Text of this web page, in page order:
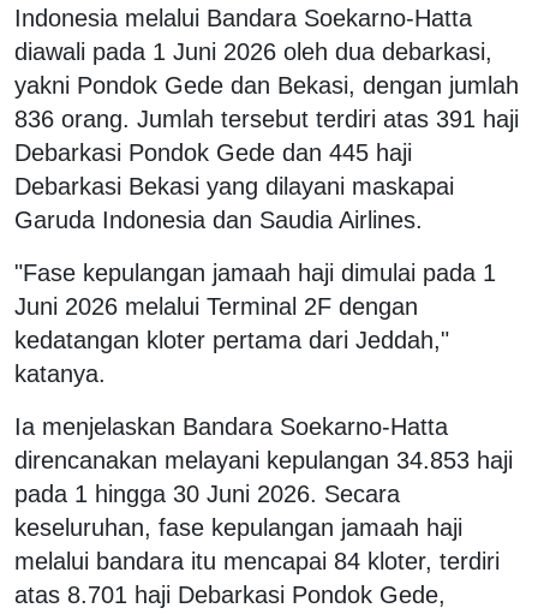
Indonesia melalui Bandara Soekarno-Hatta
diawali pada 1 Juni 2026 oleh dua debarkasi,
yakni Pondok Gede dan Bekasi, dengan jumlah
836 orang. Jumlah tersebut terdiri atas 391 haji
Debarkasi Pondok Gede dan 445 haji
Debarkasi Bekasi yang dilayani maskapai
Garuda Indonesia dan Saudia Airlines.
"Fase kepulangan jamaah haji dimulai pada 1
Juni 2026 melalui Terminal 2F dengan
kedatangan kloter pertama dari Jeddah,"
katanya.
Ia menjelaskan Bandara Soekarno-Hatta
direncanakan melayani kepulangan 34.853 haji
pada 1 hingga 30 Juni 2026. Secara
keseluruhan, fase kepulangan jamaah haji
melalui bandara itu mencapai 84 kloter, terdiri
atas 8.701 haji Debarkasi Pondok Gede,